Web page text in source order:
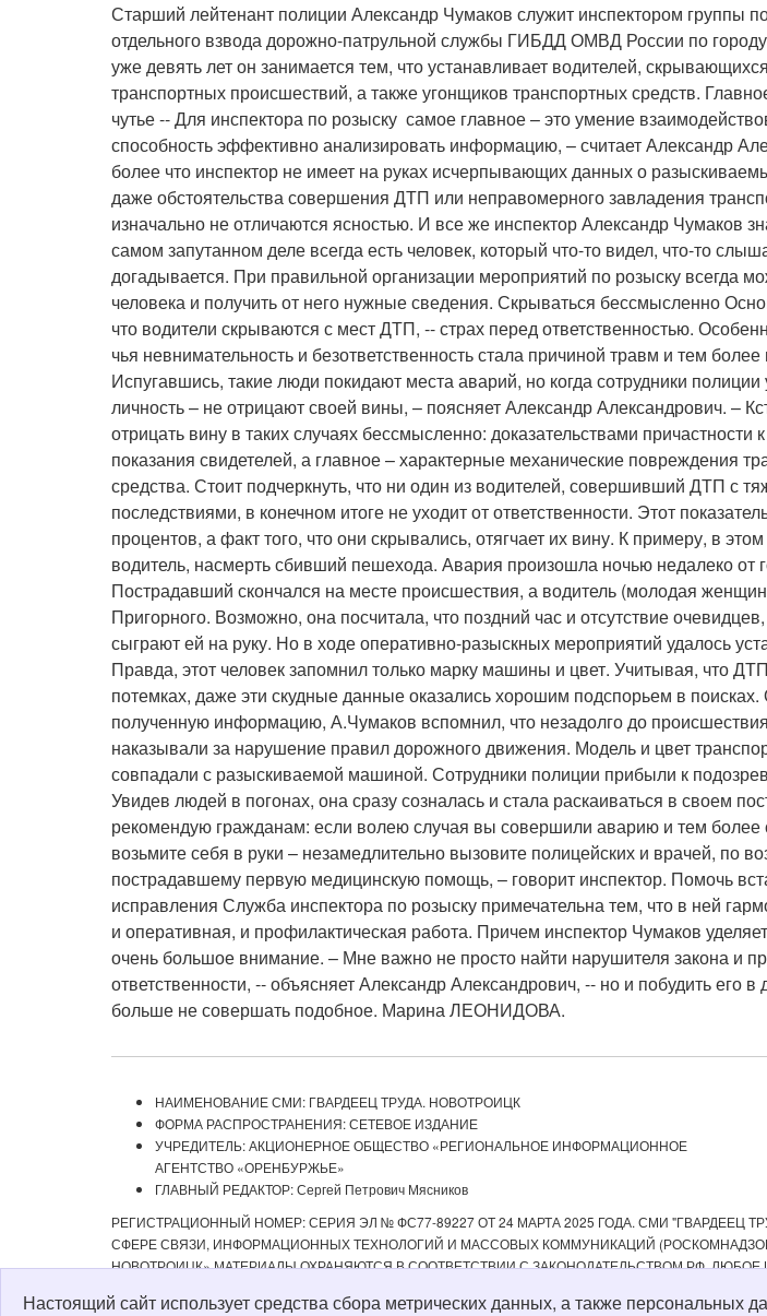
Старший лейтенант полиции Александр Чумаков служит инспектором группы
отдельного взвода дорожно-патрульной службы ГИБДД ОМВД России по
уже девять лет он занимается тем, что устанавливает водителей,
транспортных происшествий, а также угонщиков транспортных средств.
чутье -- Для инспектора по розыску самое главное – это умение
способность эффективно анализировать информацию, – считает Александр
более что инспектор не имеет на руках исчерпывающих данных о
даже обстоятельства совершения ДТП или неправомерного завладения
изначально не отличаются ясностью. И все же инспектор Александр Чумаков
самом запутанном деле всегда есть человек, который что-то видел, что-то
догадывается. При правильной организации мероприятий по розыску всегда
человека и получить от него нужные сведения. Скрываться бессмысленно
что водители скрываются с мест ДТП, -- страх перед ответственностью.
чья невнимательность и безответственность стала причиной травм и тем
Испугавшись, такие люди покидают места аварий, но когда сотрудники
личность – не отрицают своей вины, – поясняет Александр Александрович. –
отрицать вину в таких случаях бессмысленно: доказательствами
показания свидетелей, а главное – характерные механические повреждения
средства. Стоит подчеркнуть, что ни один из водителей, совершивший ДТП с
последствиями, в конечном итоге не уходит от ответственности. Этот
процентов, а факт того, что они скрывались, отягчает их вину. К примеру, в
водитель, насмерть сбивший пешехода. Авария произошла ночью недалеко от
Пострадавший скончался на месте происшествия, а водитель (молодая
Пригорного. Возможно, она посчитала, что поздний час и отсутствие
сыграют ей на руку. Но в ходе оперативно-разыскных мероприятий удалось
Правда, этот человек запомнил только марку машины и цвет. Учитывая, что
потемках, даже эти скудные данные оказались хорошим подспорьем в
полученную информацию, А.Чумаков вспомнил, что незадолго до
наказывали за нарушение правил дорожного движения. Модель и цвет
совпадали с разыскиваемой машиной. Сотрудники полиции прибыли к
Увидев людей в погонах, она сразу созналась и стала раскаиваться в своем
рекомендую гражданам: если волею случая вы совершили аварию и тем более
возьмите себя в руки – незамедлительно вызовите полицейских и врачей, по
пострадавшему первую медицинскую помощь, – говорит инспектор. Помочь
исправления Служба инспектора по розыску примечательна тем, что в ней
и оперативная, и профилактическая работа. Причем инспектор Чумаков
очень большое внимание. – Мне важно не просто найти нарушителя закона и
ответственности, -- объясняет Александр Александрович, -- но и побудить его
больше не совершать подобное. Марина ЛЕОНИДОВА.
НАИМЕНОВАНИЕ СМИ: ГВАРДЕЕЦ ТРУДА. НОВОТРОИЦК
ФОРМА РАСПРОСТРАНЕНИЯ: СЕТЕВОЕ ИЗДАНИЕ
УЧРЕДИТЕЛЬ: АКЦИОНЕРНОЕ ОБЩЕСТВО «РЕГИОНАЛЬНОЕ ИНФОРМАЦИОННОЕ
АГЕНТСТВО «ОРЕНБУРЖЬЕ»
ГЛАВНЫЙ РЕДАКТОР: Сергей Петрович Мясников
РЕГИСТРАЦИОННЫЙ НОМЕР: СЕРИЯ ЭЛ № ФС77-89227 ОТ 24 МАРТА 2025 ГОДА. СМИ
СФЕРЕ СВЯЗИ, ИНФОРМАЦИОННЫХ ТЕХНОЛОГИЙ И МАССОВЫХ КОММУНИКАЦИЙ
НОВОТРОИЦК» МАТЕРИАЛЫ ОХРАНЯЮТСЯ В СООТВЕТСТВИИ С ЗАКОНОДАТЕЛЬСТВОМ РФ.
ИЗДАНИИ «ГВАРДЕЕЦ ТРУДА. НОВОТРОИЦК», А ТАКЖЕ ЗА СОДЕРЖАНИЕ ВЕБ-САЙТОВ, НА
Настоящий сайт использует средства сбора метрических данных, а также